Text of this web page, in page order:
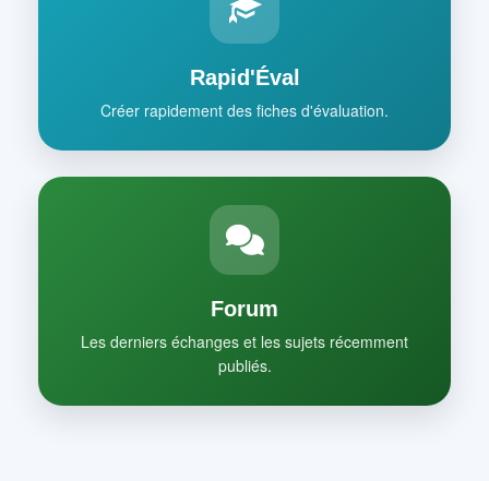
Rapid'Éval
Créer rapidement des fiches d'évaluation.
Forum
Les derniers échanges et les sujets récemment
publiés.